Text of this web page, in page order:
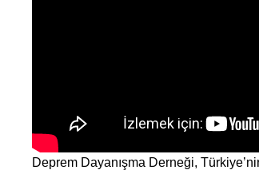
Deprem Dayanışma Derneği,